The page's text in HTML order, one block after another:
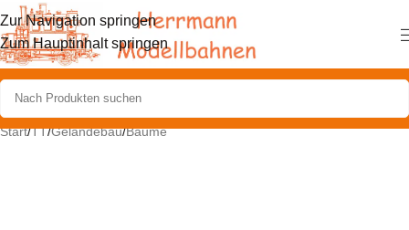
Zur Navigation springen
Zum Hauptinhalt springen
Start/TT/Geländebau/Bäume